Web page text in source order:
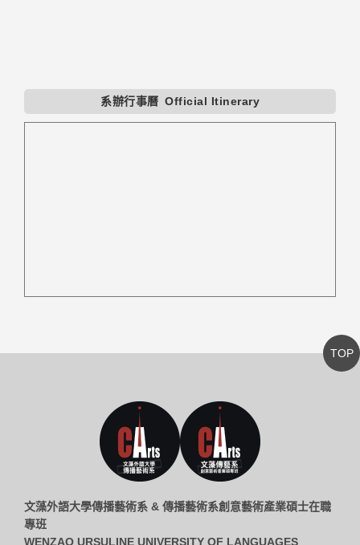
系辦行事曆 Official Itinerary
文藻外語大學傳播藝術系 & 傳播藝術系創意藝術產業碩士在職
專班
WENZAO URSULINE UNIVERSITY OF LANGUAGES
TOP